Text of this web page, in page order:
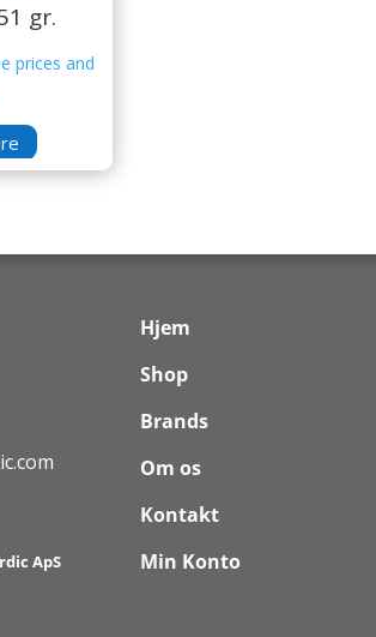
gr.
prices and
m
ApS
Hjem
Shop
Brands
Om os
Kontakt
Min Konto